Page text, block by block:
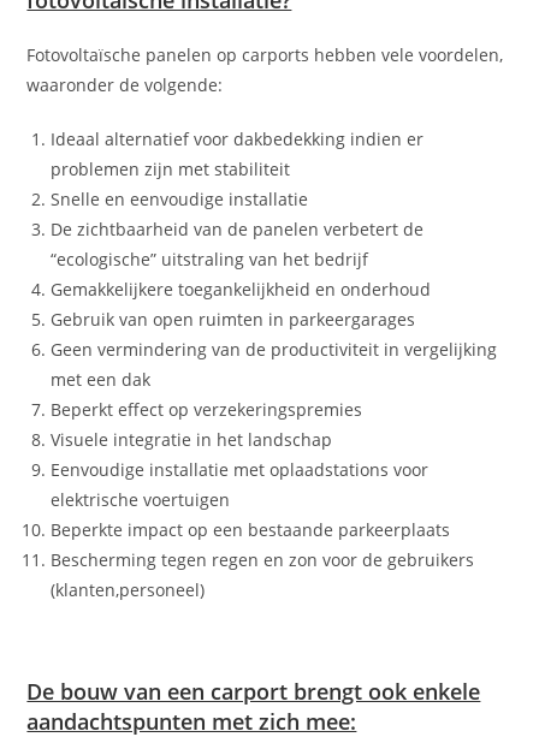
Fotovoltaïsche panelen op carports hebben vele voordelen,
waaronder de volgende:
Ideaal alternatief voor dakbedekking indien er
problemen zijn met stabiliteit
Snelle en eenvoudige installatie
De zichtbaarheid van de panelen verbetert de
“ecologische” uitstraling van het bedrijf
Gemakkelijkere toegankelijkheid en onderhoud
Gebruik van open ruimten in parkeergarages
Geen vermindering van de productiviteit in vergelijking
met een dak
Beperkt effect op verzekeringspremies
Visuele integratie in het landschap
Eenvoudige installatie met oplaadstations voor
elektrische voertuigen
Beperkte impact op een bestaande parkeerplaats
Bescherming tegen regen en zon voor de gebruikers
(klanten,personeel)
De bouw van een carport brengt ook enkele
aandachtspunten met zich mee: